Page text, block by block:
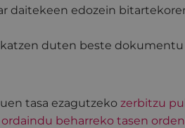
daitekeen edozein
duten beste
tasa ezagutzeko zerbitzu
beharreko tasen